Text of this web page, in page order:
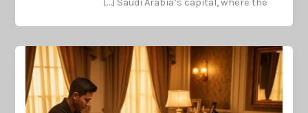
Saudi Arabia’s capital, where the […]